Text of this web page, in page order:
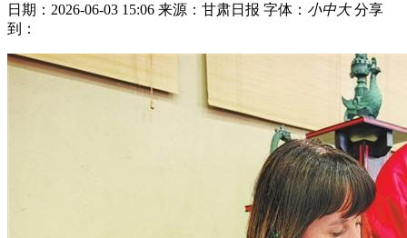
日期：2026-06-03 15:06 来源：甘肃日报 字体： 小中大 分享
到：